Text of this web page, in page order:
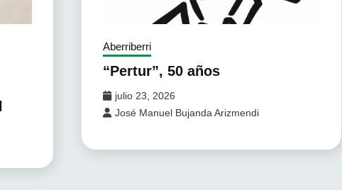
Aberriberri
“Pertur”, 50 años
julio 23, 2026
José Manuel Bujanda Arizmendi